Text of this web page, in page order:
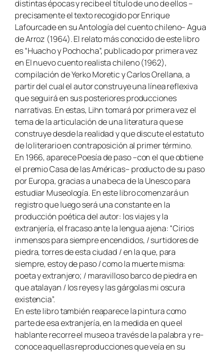
distintas épocas y recibe el título de uno de ellos –
precisamente el texto recogido por Enrique
Lafourcade en su Antología del cuento chileno– Agua
de Arroz (1964). El relato más conocido de este libro
es “Huacho y Pochocha”, publicado por primera vez
en El nuevo cuento realista chileno (1962),
compilación de Yerko Moretic y Carlos Orellana, a
partir del cual el autor construye una línea reflexiva
que seguirá en sus posteriores producciones
narrativas. En estas, Lihn tomará por primera vez el
tema de la articulación de una literatura que se
construye desde la realidad y que discute el estatuto
de lo literario en contraposición al primer término.
En 1966, aparece Poesía de paso –con el que obtiene
el premio Casa de las Américas– producto de su paso
por Europa, gracias a una beca de la Unesco para
estudiar Museología. En este libro comenzará un
registro que luego será una constante en la
producción poética del autor: los viajes y la
extranjería, el fracaso ante la lengua ajena: “Cirios
inmensos para siempre encendidos, / surtidores de
piedra, torres de esta ciudad / en la que, para
siempre, estoy de paso / como la muerte misma:
poeta y extranjero; / maravilloso barco de piedra en
que atalayan / los reyes y las gárgolas mi oscura
existencia”.
En este libro también reaparece la pintura como
parte de esa extranjería, en la medida en que el
hablante recorre el museo a través de la palabra y re-
conoce aquellas reproducciones que veía en su